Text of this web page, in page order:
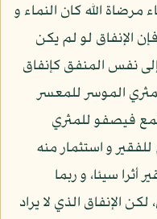
مرضاة الله كان النماء و
الإنفاق لو لم يكن
إلى نفس المنفق كإنفاق
الموسر للمعسر
فيصفو للمثري
و استثمار منه
سيئا، و ربما
الإنفاق الذي لا يراد